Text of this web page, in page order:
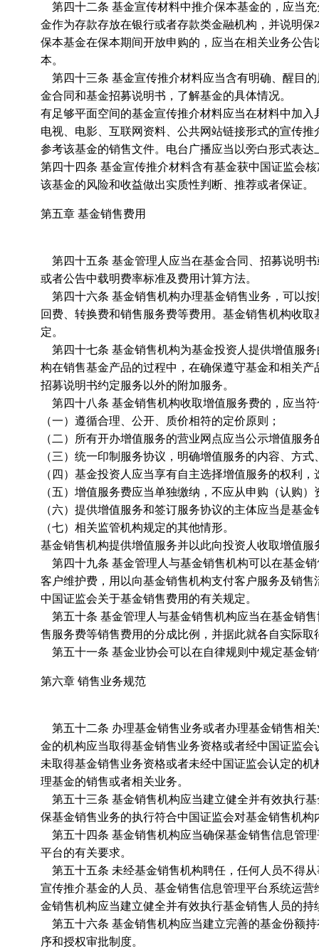
第四十二条 基金宣传材料中推介保本基金的，应当
金作为存款存放在银行或者存款类金融机构，并说明
保本基金在保本期间开放申购的，应当在相关业务公
本。
第四十三条 基金宣传推介材料应当含有明确、醒目
金合同和基金招募说明书，了解基金的具体情况。
有足够平面空间的基金宣传推介材料应当在材料中加
电视、电影、互联网资料、公共网站链接形式的宣传
参考该基金的销售文件。电台广播应当以旁白形式表达
第四十四条 基金宣传推介材料含有基金获中国证监会
该基金的风险和收益做出实质性判断、推荐或者保证。
第五章 基金销售费用
第四十五条 基金管理人应当在基金合同、招募说明
或者公告中载明费率标准及费用计算方法。
第四十六条 基金销售机构办理基金销售业务，可以
回费、转换费和销售服务费等费用。基金销售机构收
定。
第四十七条 基金销售机构为基金投资人提供增值服
构在销售基金产品的过程中，在确保遵守基金和相关
招募说明书约定服务以外的附加服务。
第四十八条 基金销售机构收取增值服务费的，应当符
（一）遵循合理、公开、质价相符的定价原则；
（二）所有开办增值服务的营业网点应当公示增值服务
（三）统一印制服务协议，明确增值服务的内容、方
（四）基金投资人应当享有自主选择增值服务的权利
（五）增值服务费应当单独缴纳，不应从申购（认购）
（六）提供增值服务和签订服务协议的主体应当是基
（七）相关监管机构规定的其他情形。
基金销售机构提供增值服务并以此向投资人收取增值
第四十九条 基金管理人与基金销售机构可以在基金
客户维护费，用以向基金销售机构支付客户服务及销
中国证监会关于基金销售费用的有关规定。
第五十条 基金管理人与基金销售机构应当在基金销
售服务费等销售费用的分成比例，并据此就各自实际
第五十一条 基金业协会可以在自律规则中规定基金
第六章 销售业务规范
第五十二条 办理基金销售业务或者办理基金销售相
金的机构应当取得基金销售业务资格或者经中国证监会
未取得基金销售业务资格或者未经中国证监会认定的
理基金的销售或者相关业务。
第五十三条 基金销售机构应当建立健全并有效执行
保基金销售业务的执行符合中国证监会对基金销售机构
第五十四条 基金销售机构应当确保基金销售信息管
平台的有关要求。
第五十五条 未经基金销售机构聘任，任何人员不得
宣传推介基金的人员、基金销售信息管理平台系统运
金销售机构应当建立健全并有效执行基金销售人员的
第五十六条 基金销售机构应当建立完善的基金份额
序和授权审批制度。